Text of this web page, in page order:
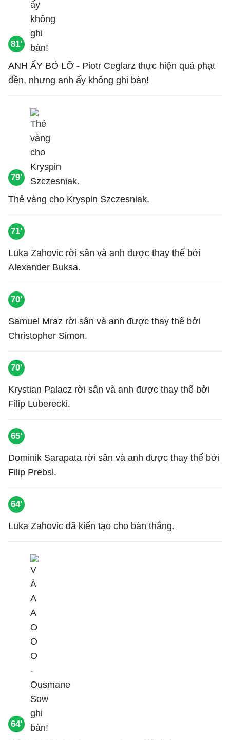
81'
ANH ẤY BỎ LỠ - Piotr Ceglarz thực hiện quả phạt
đền, nhưng anh ấy không ghi bàn!
79'
Thẻ vàng cho Kryspin Szczesniak.
71'
Luka Zahovic rời sân và anh được thay thế bởi
Alexander Buksa.
70'
Samuel Mraz rời sân và anh được thay thế bởi
Christopher Simon.
70'
Krystian Palacz rời sân và anh được thay thế bởi
Filip Luberecki.
65'
Dominik Sarapata rời sân và anh được thay thế bởi
Filip Prebsl.
64'
Luka Zahovic đã kiến tạo cho bàn thắng.
64'